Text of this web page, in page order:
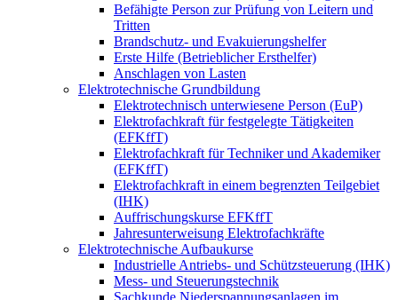
Befähigte Person zur Prüfung von Leitern und
Tritten
Brandschutz- und Evakuierungshelfer
Erste Hilfe (Betrieblicher Ersthelfer)
Anschlagen von Lasten
Elektrotechnische Grundbildung
Elektrotechnisch unterwiesene Person (EuP)
Elektrofachkraft für festgelegte Tätigkeiten
(EFKffT)
Elektrofachkraft für Techniker und Akademiker
(EFKffT)
Elektrofachkraft in einem begrenzten Teilgebiet
(IHK)
Auffrischungskurse EFKffT
Jahresunterweisung Elektrofachkräfte
Elektrotechnische Aufbaukurse
Industrielle Antriebs- und Schützsteuerung (IHK)
Mess- und Steuerungstechnik
Sachkunde Niederspannungsanlagen im